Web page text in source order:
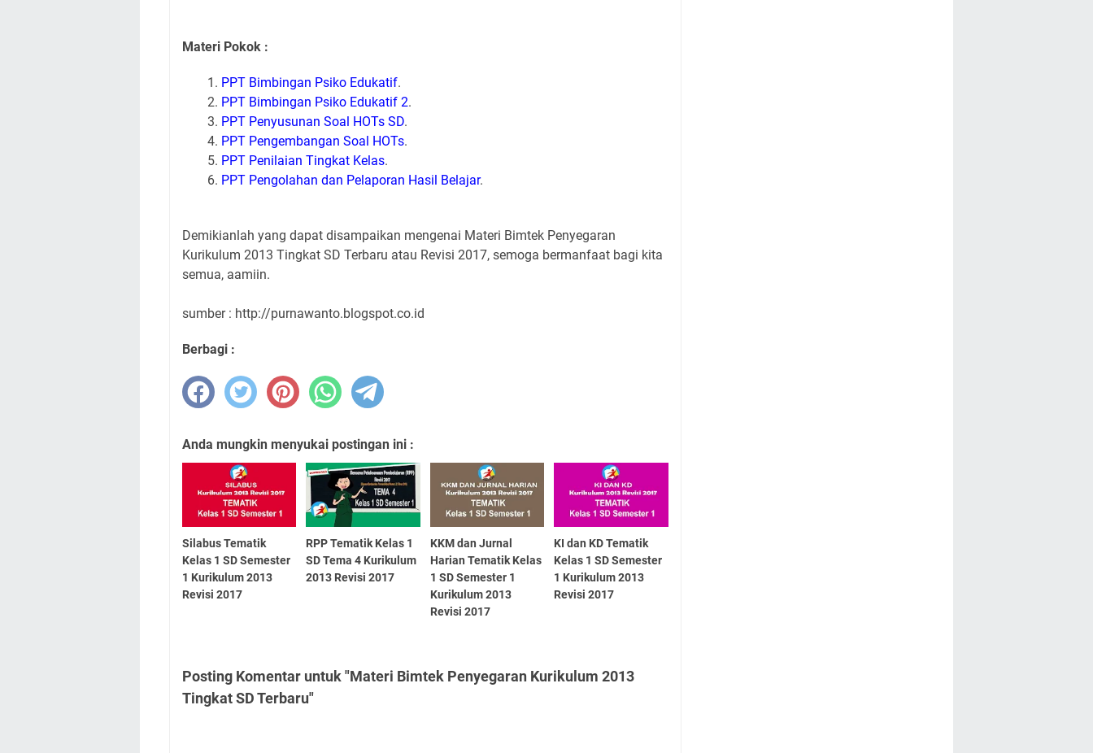
Materi Pokok :
PPT Bimbingan Psiko Edukatif.
PPT Bimbingan Psiko Edukatif 2.
PPT Penyusunan Soal HOTs SD.
PPT Pengembangan Soal HOTs.
PPT Penilaian Tingkat Kelas.
PPT Pengolahan dan Pelaporan Hasil Belajar.
Demikianlah yang dapat disampaikan mengenai Materi Bimtek Penyegaran
Kurikulum 2013 Tingkat SD Terbaru atau Revisi 2017, semoga bermanfaat bagi kita
semua, aamiin.
sumber : http://purnawanto.blogspot.co.id
Berbagi :
Anda mungkin menyukai postingan ini :
Silabus Tematik
Kelas 1 SD Semester
1 Kurikulum 2013
Revisi 2017
RPP Tematik Kelas 1
SD Tema 4 Kurikulum
2013 Revisi 2017
KKM dan Jurnal
Harian Tematik Kelas
1 SD Semester 1
Kurikulum 2013
Revisi 2017
KI dan KD Tematik
Kelas 1 SD Semester
1 Kurikulum 2013
Revisi 2017
Posting Komentar untuk "Materi Bimtek Penyegaran Kurikulum 2013
Tingkat SD Terbaru"